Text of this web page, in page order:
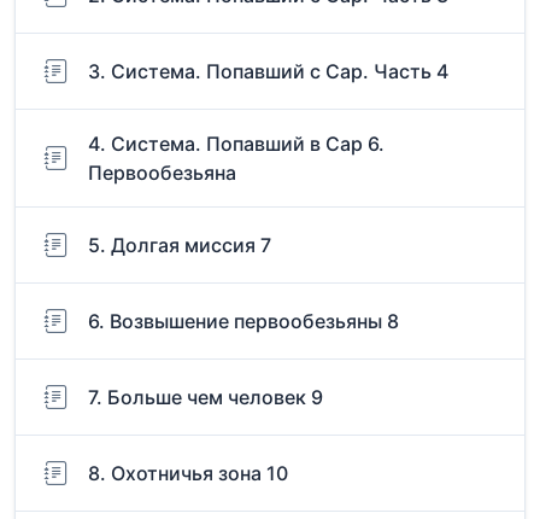
3. Система. Попавший с Сар. Часть 4
4. Система. Попавший в Сар 6.
Первообезьяна
5. Долгая миссия 7
6. Возвышение первообезьяны 8
7. Больше чем человек 9
8. Охотничья зона 10